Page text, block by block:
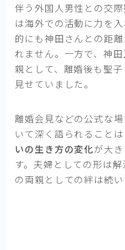
伴う外国人男性との交
は海外での活動に力を
的にも神田さんとの距
れません。一方で、神
親として、離婚後も聖
見せていました。
離婚会見などの公式な
いて深く語られること
いの生き方の変化が大
す。夫婦としての形は
の両親としての絆は続い